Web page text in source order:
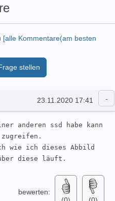
[alle Kommentare(am besten
stellen
23.11.2020 17:41
anderen ssd habe kann
wie ich dieses Abbild
über diese läuft.
bewerten: